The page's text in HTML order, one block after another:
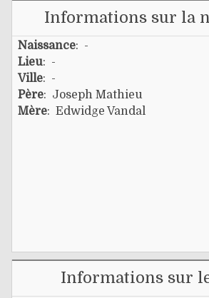
Informations sur la
Naissance: -
Lieu: -
Ville: -
Père: Joseph Mathieu
Mère: Edwidge Vandal
Informations sur